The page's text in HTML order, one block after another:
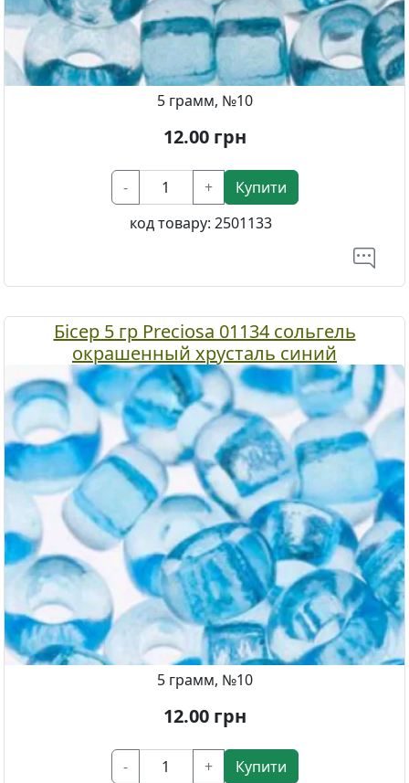
5 грамм, №10
12.00грн
- +
Купити
код товару: 2501133
Бісер 5 гр Preciosa 01134 сольгель
окрашенный хрусталь синий
5 грамм, №10
12.00грн
- +
Купити